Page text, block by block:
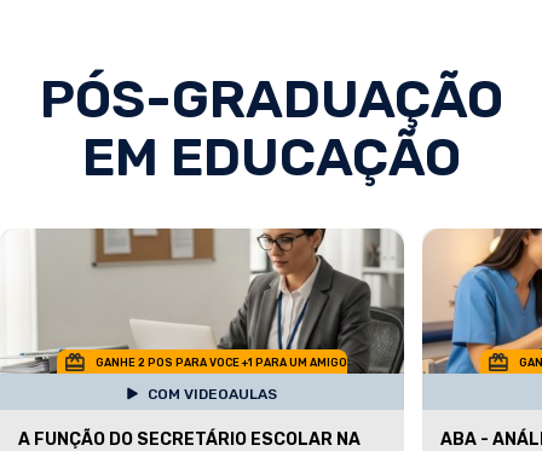
PÓS-GRADUAÇÃO
EM EDUCAÇÃO
GANHE 2 POS PARA VOCE +1 PARA UM AMIGO
COM VIDEOAULAS
A FUNÇÃO DO SECRETÁRIO ESCOLAR NA
ABA -